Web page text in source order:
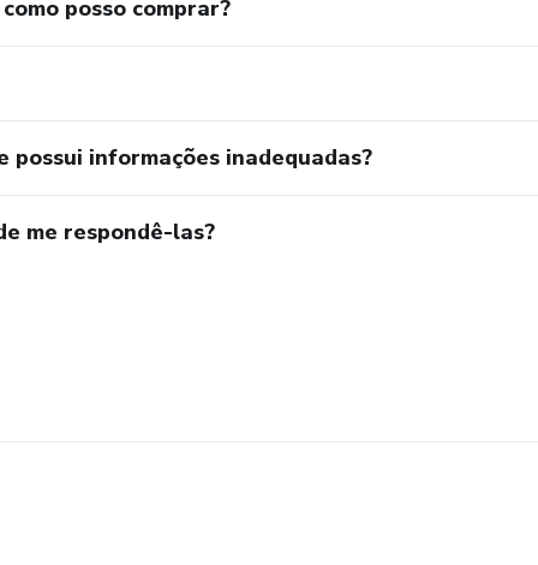
posso comprar?
possui informações inadequadas?
me respondê-las?